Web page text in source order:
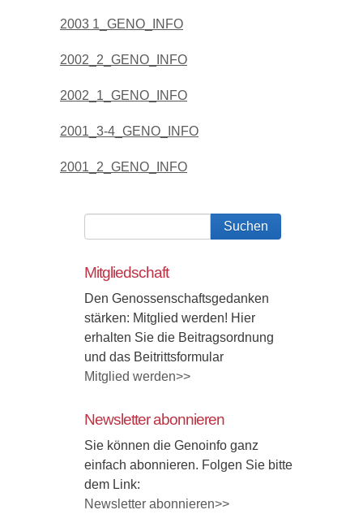
2003 1_GENO_INFO
2002_2_GENO_INFO
2002_1_GENO_INFO
2001_3-4_GENO_INFO
2001_2_GENO_INFO
Mitgliedschaft
Den Genossenschaftsgedanken
stärken: Mitglied werden! Hier
erhalten Sie die Beitragsordnung
und das Beitrittsformular
Mitglied werden>>
Newsletter abonnieren
Sie können die Genoinfo ganz
einfach abonnieren. Folgen Sie bitte
dem Link:
Newsletter abonnieren>>